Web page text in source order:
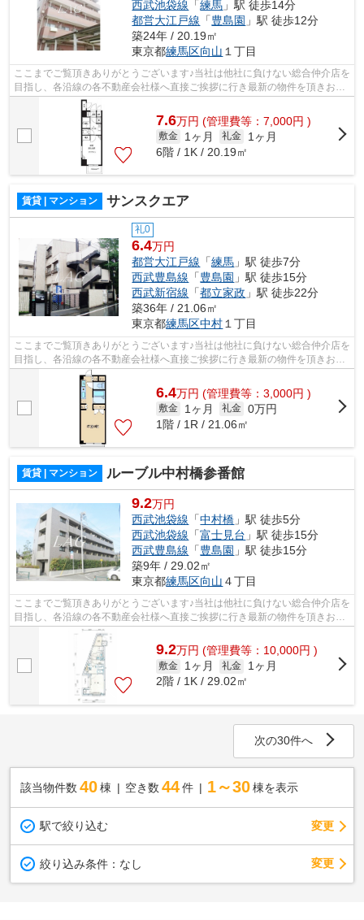
西武池袋線 「練馬 」駅 徒歩14分
都営大江戸線 「豊島園 」駅 徒歩12分
築24年 / 20.19㎡
東京都練馬区向山 １丁目
ここまでご覧頂きありがとうございます♪当社は他社に負けない総合仲介店を
目指し、各沿線の各不動産会社様へ直接ご挨拶に行き最新の物件を頂きお客
様へ提供しております！最新の情報は...
7.6万円 (管理費等：7,000円 )
敷金 1ヶ月 礼金
1ヶ月
6階 / 1K / 20.19㎡
賃貸 | マンション サンスクエア
礼0
6.4万円
都営大江戸線 「練馬 」駅 徒歩7分
西武豊島線 「豊島園 」駅 徒歩15分
西武新宿線 「都立家政 」駅 徒歩22分
築36年 / 21.06㎡
東京都練馬区中村 １丁目
ここまでご覧頂きありがとうございます♪当社は他社に負けない総合仲介店を
目指し、各沿線の各不動産会社様へ直接ご挨拶に行き最新の物件を頂きお客
様へ提供しております！最新の情報は...
6.4万円 (管理費等：3,000円 )
敷金 1ヶ月 礼金 0万円
1階 / 1R / 21.06㎡
賃貸 | マンション ルーブル中村橋参番館
9.2万円
西武池袋線 「中村橋 」駅 徒歩5分
西武池袋線 「富士見台 」駅 徒歩15分
西武豊島線 「豊島園 」駅 徒歩15分
築9年 / 29.02㎡
東京都練馬区向山 ４丁目
ここまでご覧頂きありがとうございます♪当社は他社に負けない総合仲介店を
目指し、各沿線の各不動産会社様へ直接ご挨拶に行き最新の物件を頂きお客
様へ提供しております！最新の情報は...
9.2万円 (管理費等：10,000円 )
敷金 1ヶ月 礼金
1ヶ月
2階 / 1K / 29.02㎡
次の30件へ
該当物件数 40棟 空き数 44 件 1～30 棟を表示
駅で絞り込む 変更
絞り込み条件： なし 変更